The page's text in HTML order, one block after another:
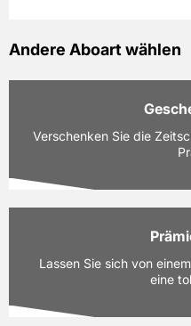
Andere Aboart wählen
Verschenken Sie die
Ausgaben:
12 Hefte
12 Monate
PAYBACK:
Lassen Sie sich von
eine